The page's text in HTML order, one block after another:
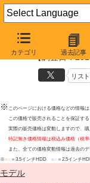
カテゴリ 過去記事
日立 HDD最安値
【調査日：2010
リスト
※ このページにおける価格などの情報
この価格で販売されることを保証する
実際の販売価格は変動しますので、
特記無き価格情報は税込み価格（税率
また、全ての価格変動情報は過去の
※ ■■ ＝3.5インチHDD ■ ＝2.5インチ
モデル